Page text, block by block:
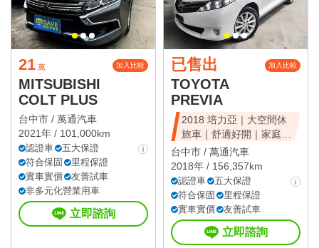
21 萬 加入比較
MITSUBISHI
COLT PLUS
台中市 / 萬通汽車
2021年 / 101,000km
認證車
五大保證
符合保固
里程保證
實車實價
友善試車
非多元化營業用車
立即諮詢
已售出 加入比較
TOYOTA
PREVIA
2018 培力亞｜大空間休
旅車｜舒適好開｜家庭首
選｜可全額貸
台中市 / 萬通汽車
2018年 / 156,357km
認證車
五大保證
符合保固
里程保證
實車實價
友善試車
立即諮詢